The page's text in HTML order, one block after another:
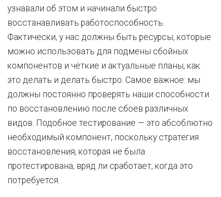
узнавали об этом и начинали быстро
восстанавливать работоспособность.
Фактически, у нас должны быть ресурсы, которые
можно использовать для подмены сбойных
компонентов и чёткие и актуальные планы, как
это делать и делать быстро. Самое важное: мы
должны постоянно проверять наши способности
по восстановлению после сбоев различных
видов. Подобное тестирование — это абсоблютно
необходимый компонент, поскольку стратегия
восстановления, которая не была
протестирована, вряд ли сработает, когда это
потребуется.